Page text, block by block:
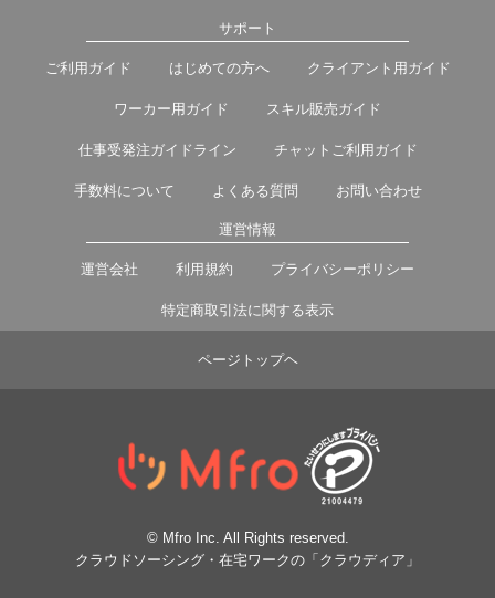
サポート
ご利用ガイド はじめての方へ クライアント用ガイド
ワーカー用ガイド スキル販売ガイド
仕事受発注ガイドライン チャットご利用ガイド
手数料について よくある質問 お問い合わせ
運営情報
運営会社 利用規約 プライバシーポリシー
特定商取引法に関する表示
ページトップヘ
© Mfro Inc. All Rights reserved.
クラウドソーシング・在宅ワークの「クラウディア」